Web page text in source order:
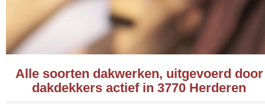
Alle soorten dakwerken, uitgevoerd door
dakdekkers actief in 3770 Herderen